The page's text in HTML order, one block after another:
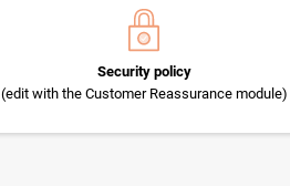
Security policy
(edit with the Customer Reassurance module)